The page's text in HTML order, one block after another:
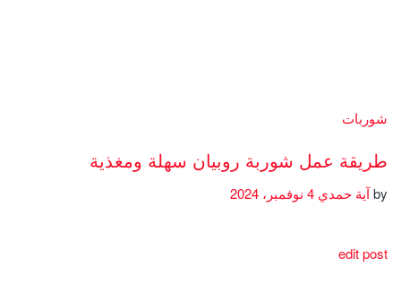
شوربات
طريقة عمل شوربة روبيان سهلة ومغذية
byآية حمدي
edit post